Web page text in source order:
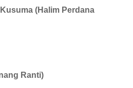
(Halim Perdana
Ranti)